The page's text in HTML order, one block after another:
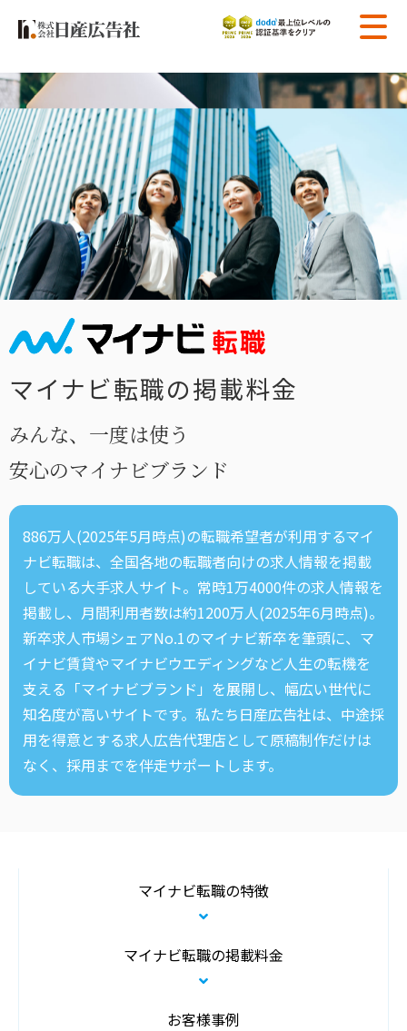
マイナビ転職の掲載料金
みんな、一度は使う
安心のマイナビブランド
886万人(2025年5月時点)の転職希望者が利用するマイ
ナビ転職は、全国各地の転職者向けの求人情報を掲載
している大手求人サイト。常時1万4000件の求人情報を
掲載し、月間利用者数は約1200万人(2025年6月時点)。
新卒求人市場シェアNo.1のマイナビ新卒を筆頭に、マ
イナビ賃貸やマイナビウエディングなど人生の転機を
支える「マイナビブランド」を展開し、幅広い世代に
知名度が高いサイトです。私たち日産広告社は、中途採
用を得意とする求人広告代理店として原稿制作だけは
なく、採用までを伴走サポートします。
マイナビ転職の特徴
マイナビ転職の掲載料金
お客様事例